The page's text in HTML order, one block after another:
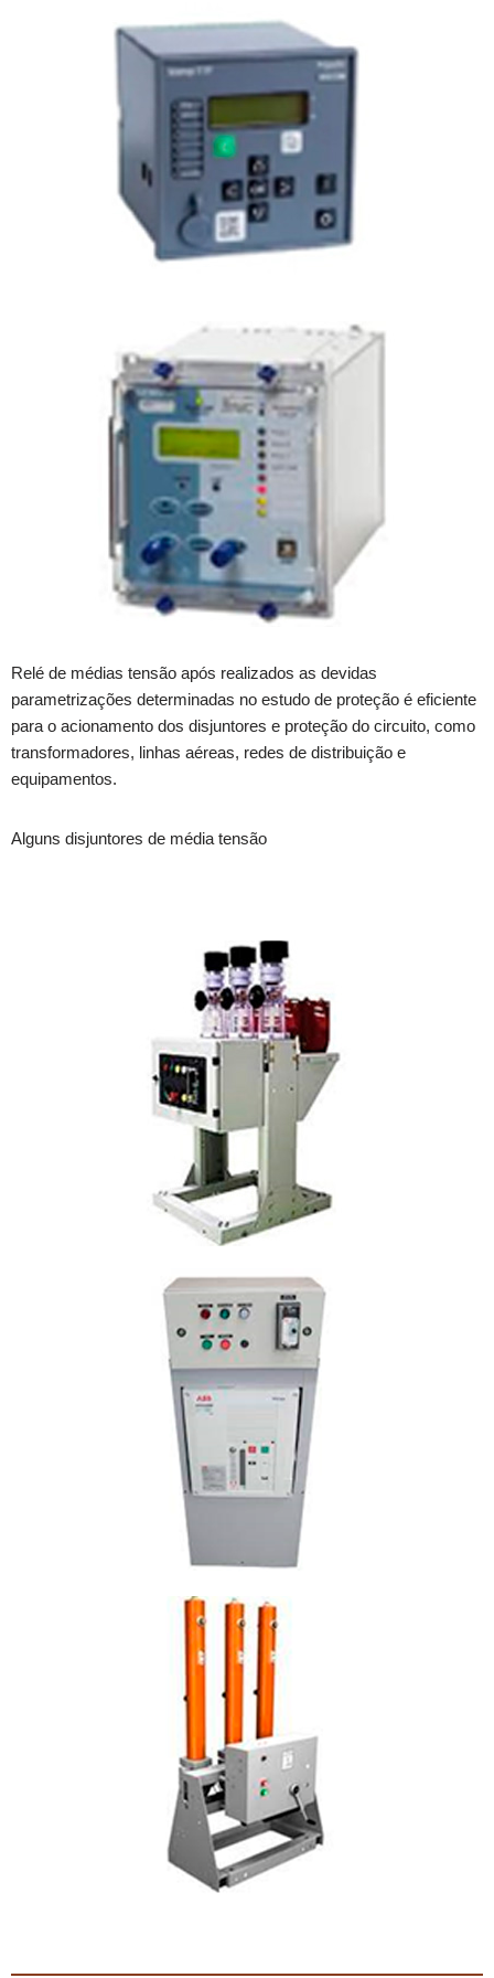
Relé de médias tensão após realizados as devidas
parametrizações determinadas no estudo de proteção é eficiente
para o acionamento dos disjuntores e proteção do circuito, como
transformadores, linhas aéreas, redes de distribuição e
equipamentos.
Alguns disjuntores de média tensão